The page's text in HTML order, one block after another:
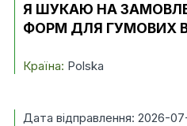
Я ШУКАЮ НА
ФОРМ ДЛЯ ГУМОВИХ
Країна: Polska
Дата відправлення: 2026-